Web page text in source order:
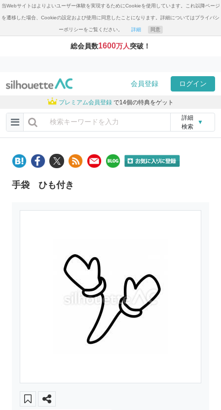
当Webサイトはよりよいユーザー体験を実現するためにCookieを使用しています。これ以降ページ
を遷移した場合、Cookieの設定および使用に同意したことになります。詳細についてはプライバシ
ーポリシーをご覧ください。 詳細 同意
総会員数1600万人突破！
会員登録 ログイン
プレミアム会員登録 で14個の特典をゲット
詳細
検索
▼
手袋 ひも付き